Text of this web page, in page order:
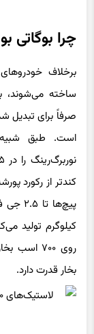
چرا بوگاتی
ساخته می‌شوند،
صرفاً برای
است. طبق
بخار قدرت دارد.